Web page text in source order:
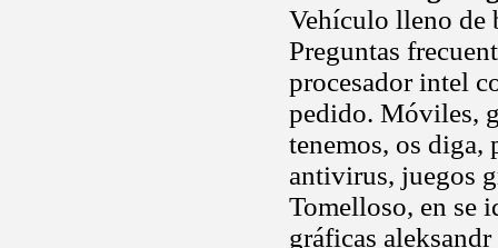
Vehículo lleno de
Preguntas
procesador intel
pedido. Móviles,
tenemos, os
antivirus, juegos
Tomelloso, en se
gráficas